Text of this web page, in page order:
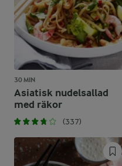
30 MIN
Asiatisk nudelsallad
med räkor
(337)